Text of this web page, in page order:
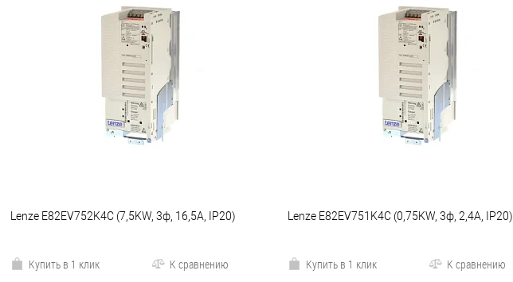
Lenze E82EV752K4C (7,5KW, 3ф, 16,5A, IP20)
Купить в 1 клик
К сравнению
Lenze E82EV751K4C (0,75KW, 3ф, 2,4A, IP20)
Купить в 1 клик
К сравнению